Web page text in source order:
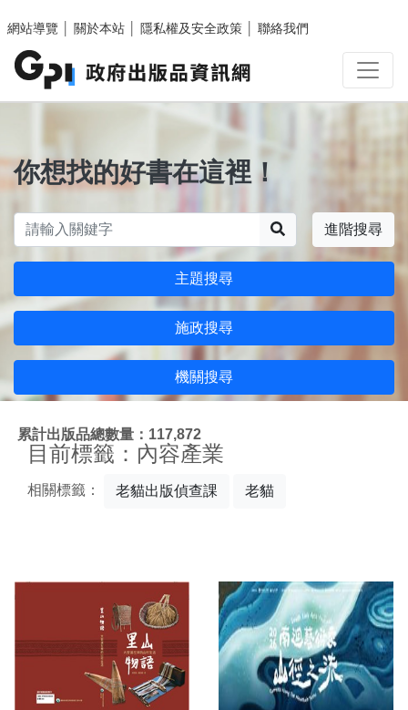
網站導覽
關於本站 隱私權及安全政策 聯絡我們
你想找的好書在這裡！
進階搜尋
主題搜尋
施政搜尋
機關搜尋
累計出版品總數量：117,872
目前標籤：內容產業
相關標籤： 老貓出版偵查課 老貓